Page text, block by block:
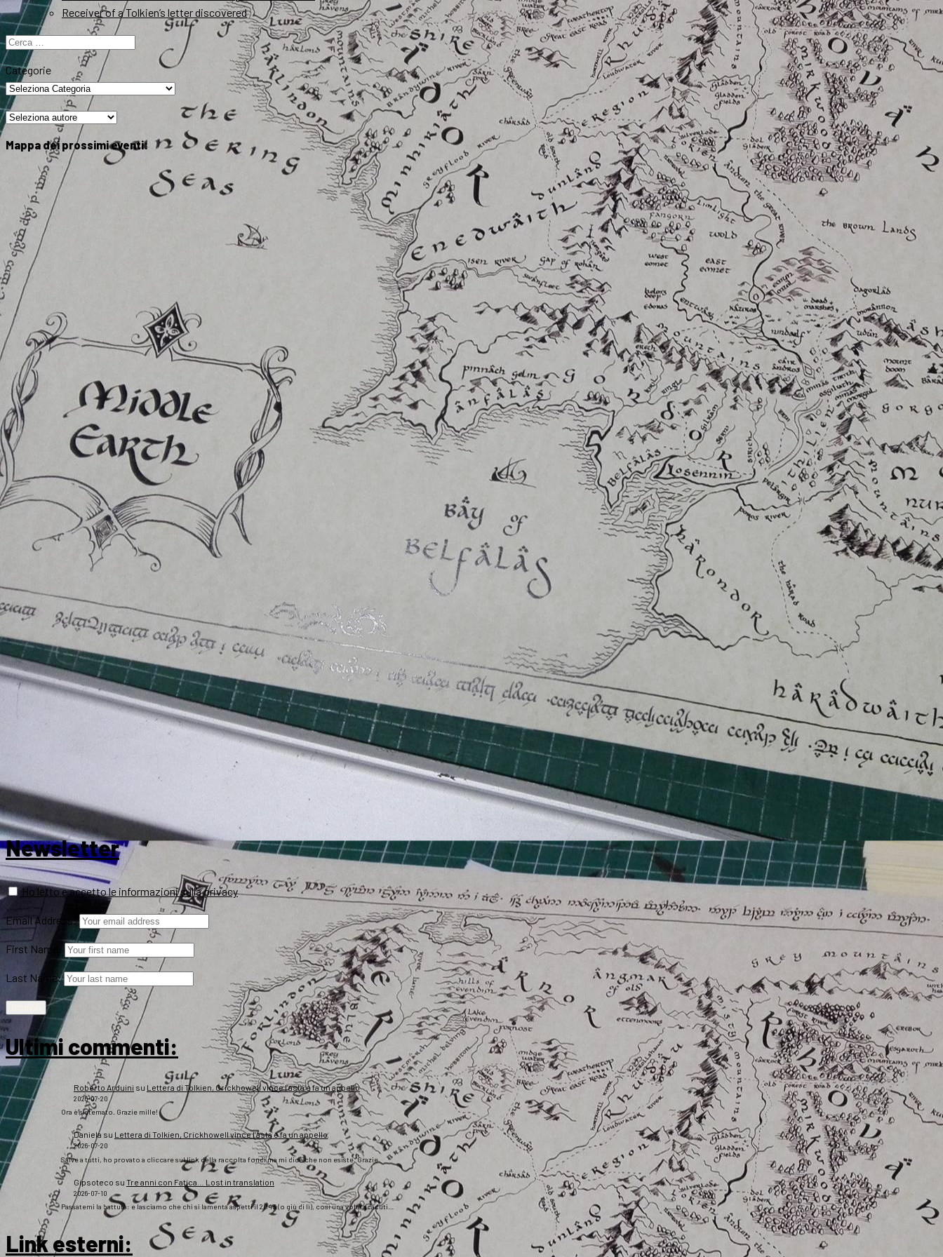
Receiver of a Tolkien’s letter discovered
Ricerca
per:
Categorie
Mappa dei prossimi eventi:
Newsletter
Ho letto e accetto le informazioni sulla privacy
Email Address:
First Name:
Last Name:
Ultimi commenti:
Roberto Arduini su Lettera di Tolkien, Crickhowell vince l’asta e fa un appello
2026-07-20
Ora è sistemato. Grazie mille!
Daniela su Lettera di Tolkien, Crickhowell vince l’asta e fa un appello
2026-07-20
Salve a tutti, ho provato a cliccare sul link della raccolta fondi ma mi dice che non esiste. Grazie
Gipsoteco su Tre anni con Fatica… Lost in translation
2026-07-10
Passatemi la battuta: e lasciamo che chi si lamenta aspetti il 2043 (o giù di lì), così una volta scaduti…
Link esterni: